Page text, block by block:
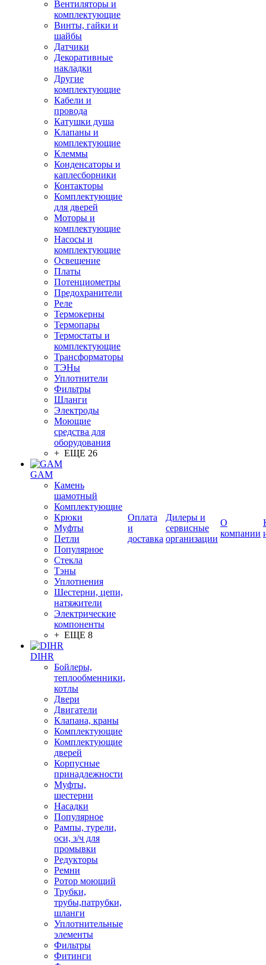
Вентиляторы и
комплектующие
Винты, гайки и
шайбы
Датчики
Декоративные
накладки
Другие
комплектующие
Кабели и
провода
Катушки душа
Клапаны и
комплектующие
Клеммы
Конденсаторы и
каплесборники
Контакторы
Комплектующие
для дверей
Моторы и
комплектующие
Насосы и
комплектующие
Освещение
Платы
Потенциометры
Предохранители
Реле
Термокерны
Термопары
Термостаты и
комплектующие
Трансформаторы
ТЭНы
Уплотнители
Фильтры
Шланги
Электроды
Моющие
средства для
оборудования
+ ЕЩЕ 26
GAM
Камень
шамотный
Комплектующие
Крюки
Муфты
Петли
Популярное
Стекла
Тэны
Уплотнения
Шестерни, цепи,
натяжители
Электрические
компоненты
+ ЕЩЕ 8
DIHR
Бойлеры,
теплообменники,
котлы
Двери
Двигатели
Клапана, краны
Комплектующие
Комплектующие
дверей
Корпусные
принадлежности
Муфты,
шестерни
Насадки
Популярное
Рампы, турели,
оси, з/ч для
промывки
Редукторы
Ремни
Ротор моющий
Трубки,
трубы,патрубки,
шланги
Уплотнительные
элементы
Фильтры
Фитинги
Оплата
и
доставка
Дилеры и
сервисные
организации
О
компании